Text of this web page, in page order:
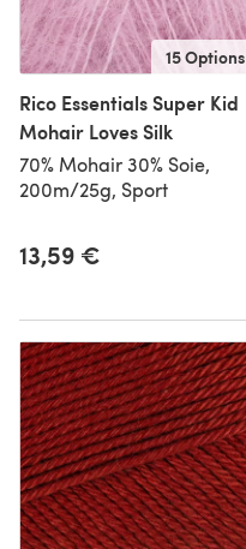
15 Options
Rico Essentials Super Kid
Mohair Loves Silk
70% Mohair 30% Soie,
200m/25g, Sport
13,59 €